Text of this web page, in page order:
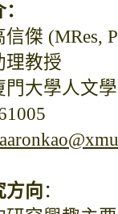
傑 (MRes,
理教授
門大學人文
方向：